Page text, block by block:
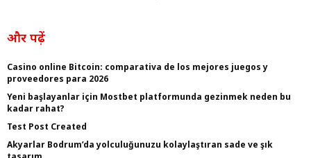
और पढ़ें
Casino online Bitcoin: comparativa de los mejores juegos y
proveedores para 2026
Yeni başlayanlar için Mostbet platformunda gezinmek neden bu
kadar rahat?
Test Post Created
Akyarlar Bodrum’da yolculuğunuzu kolaylaştıran sade ve şık